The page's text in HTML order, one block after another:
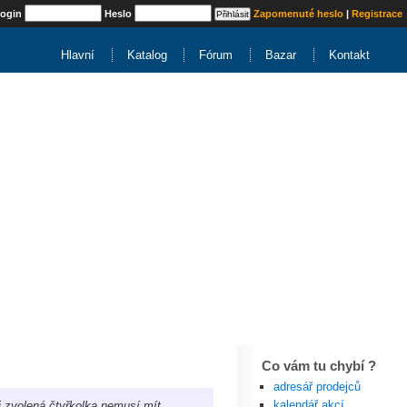
Heslo Zapomenuté heslo| Registrace
Hlavní Katalog Fórum Bazar Kontakt
Co vám tu chybí ?
adresář prodejců